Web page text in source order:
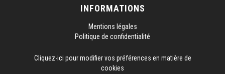
INFORMATIONS
Mentions légales
Politique de confidentialité
Cliquez-ici pour modifier vos préférences en matière de
cookies